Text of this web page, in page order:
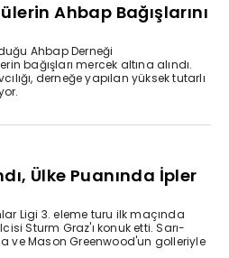
Ahbap Bağışlarını
Ahbap Derneği
bağışları mercek altına alındı.
derneğe yapılan yüksek tutarlı
Ülke Puanında İpler
Ligi 3. eleme turu ilk maçında
Sturm Graz'ı konuk etti. Sarı-
ve Mason Greenwood'un golleriyle